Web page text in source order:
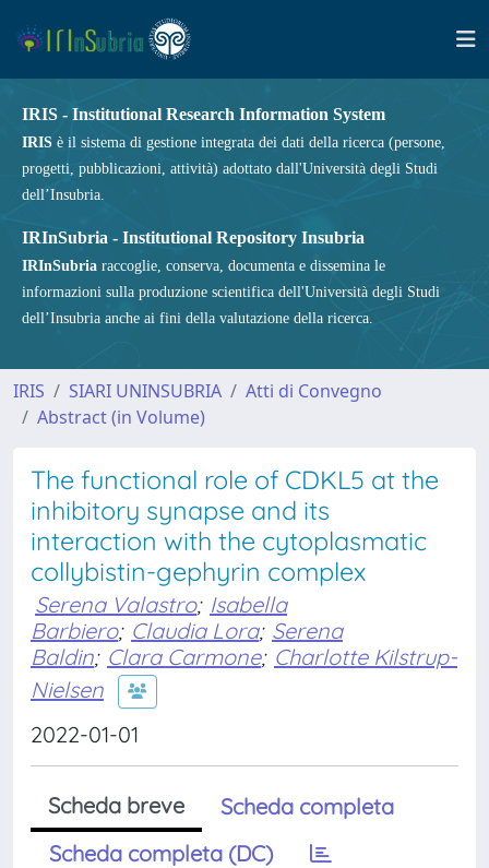
IRIS - Institutional Research Information System
IRIS è il sistema di gestione integrata dei dati della ricerca (persone,
progetti, pubblicazioni, attività) adottato dall'Università degli Studi
dell’Insubria.
IRInSubria - Institutional Repository Insubria
IRInSubria raccoglie, conserva, documenta e dissemina le
informazioni sulla produzione scientifica dell'Università degli Studi
dell’Insubria anche ai fini della valutazione della ricerca.
IRIS SIARI UNINSUBRIA
Atti di Convegno
Abstract (in Volume)
The functional role of CDKL5 at the
inhibitory synapse and its
interaction with the cytoplasmatic
collybistin-gephyrin complex
Serena Valastro; Isabella
Barbiero; Claudia Lora; Serena
Baldin; Clara Carmone; Charlotte Kilstrup-
Nielsen
2022-01-01
Scheda breve
Scheda completa
Scheda completa (DC)